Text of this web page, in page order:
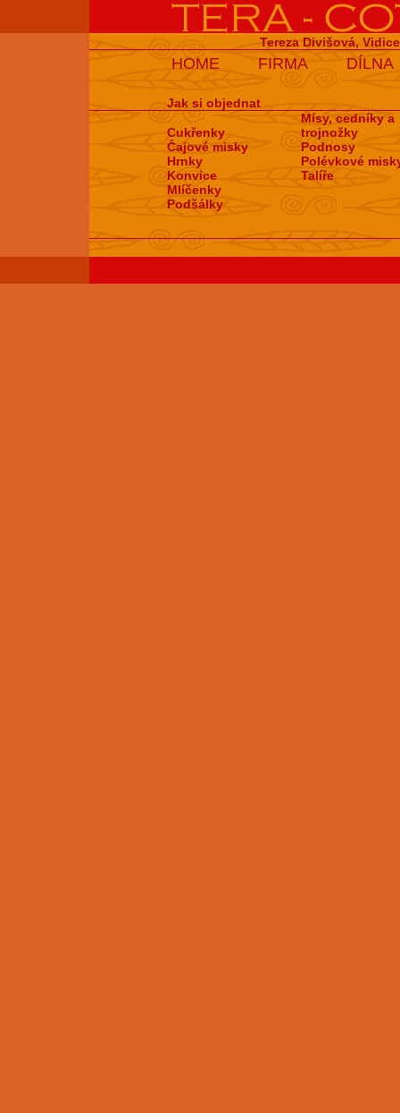
Tereza Divišová,
HOME FIRMA DÍLNA
Jak si objednat
Cukřenky
Čajové misky
Hrnky
Konvice
Mlíčenky
Podšálky
Mísy, cedníky a
trojnožky
Podnosy
Polévkové
Talíře